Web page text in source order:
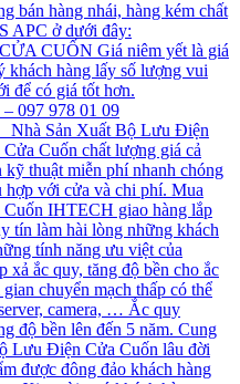
bán hàng nhái, hàng kém chất
APC ở dưới đây:
CUỐN Giá niêm yết là giá
khách hàng lấy số lượng vui
để có giá tốt hơn.
097 978 01 09
Nhà Sản Xuất Bộ Lưu Điện
Cuốn chất lượng giá cả
kỹ thuật miễn phí nhanh chóng
hợp với cửa và chi phí. Mua
IHTECH giao hàng lắp
tín làm hài lòng những khách
tính năng ưu việt của
ắc quy, tăng độ bền cho ắc
chuyển mạch thấp có thể
camera, … Ắc quy
độ bền lên đến 5 năm. Cung
Lưu Điện Cửa Cuốn lâu đời
được đông đảo khách hàng